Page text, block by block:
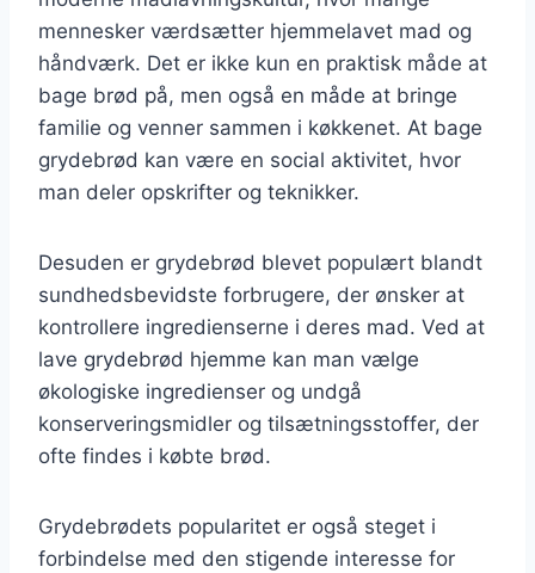
mennesker værdsætter hjemmelavet mad og
håndværk. Det er ikke kun en praktisk måde at
bage brød på, men også en måde at bringe
familie og venner sammen i køkkenet. At bage
grydebrød kan være en social aktivitet, hvor
man deler opskrifter og teknikker.
Desuden er grydebrød blevet populært blandt
sundhedsbevidste forbrugere, der ønsker at
kontrollere ingredienserne i deres mad. Ved at
lave grydebrød hjemme kan man vælge
økologiske ingredienser og undgå
konserveringsmidler og tilsætningsstoffer, der
ofte findes i købte brød.
Grydebrødets popularitet er også steget i
forbindelse med den stigende interesse for